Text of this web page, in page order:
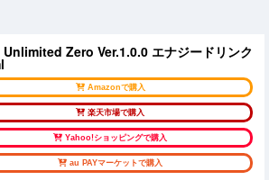
Zero Ver.1.0.0 エナジードリンク
Amazonで購入
楽天市場で購入
Yahoo!ショッピングで購入
au PAYマーケットで購入